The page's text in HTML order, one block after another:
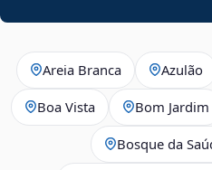
Areia Branca Azulão
Boa Vista Bom Jardim
Bosque da